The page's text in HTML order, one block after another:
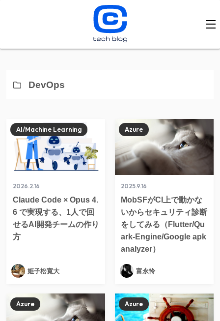
DevOps
2026.2.16
Claude Code × Opus 4.
6 で実現する、1人で回
せるAI開発チームの作り
方
AI/Machine Learning
姫子松寛大
2025.9.16
MobSFがCI上で動かな
いからセキュリティ診断
をしてみる（Flutter/Qu
ark-Engine/Google apk
analyzer）
Azure
富永怜
Azure Azure